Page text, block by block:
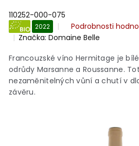
110252-000-075
BIO
2022
Průměrné
hodnocení
je
z
5
Podrobnosti
Značka:Domaine Belle
Francouzské víno Hermitage je
odrůdy Marsanne a Roussanne.
nezaměnitelných vůní a chutí v
závěru.